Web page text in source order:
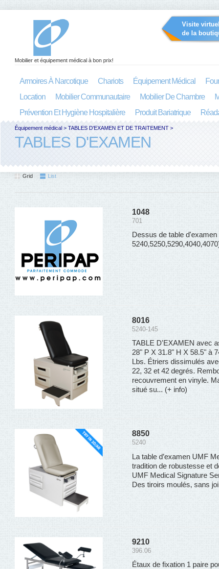
Visite
de la
Mobilier et équipement médical à bon prix!
Armoires À Narcotique Chariots Équipement Médical
Location
Mobilier Communautaire Mobilier De Chambre
Prévention Et Hygiène Hospitalière
Produit Bariatrique
Équipement médical > TABLES D'EXAMEN ET DE TRAITEMENT >
TABLES D'EXAMEN
Grid List
1048
701
Dessus de table
8016
5240-145
TABLE D'EXAMEN avec
28" P X 31.8" H X 58.5" à
Lbs. Étriers dissimulés
22, 32 et 42 degrés.
recouvrement en vinyle.
situé su... (+ info)
8850
5240
La table d’examen UMF
tradition de robustesse et
UMF Medical Signature
Des tiroirs moulés, sans
9210
396.06
Étaux de fixation 1 paire